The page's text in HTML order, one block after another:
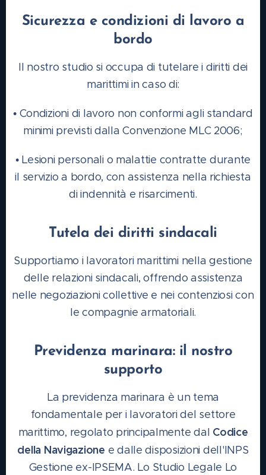
Sicurezza e condizioni di lavoro a
bordo
Il nostro studio si occupa di tutelare i diritti dei
marittimi in caso di:
• Condizioni di lavoro non conformi agli standard
minimi previsti dalla Convenzione MLC 2006;
• Lesioni personali o malattie contratte durante
il servizio a bordo, con assistenza nella richiesta
di indennità e risarcimenti.
Tutela dei diritti sindacali
Supportiamo i lavoratori marittimi nella gestione
delle relazioni sindacali, offrendo assistenza
nelle negoziazioni collettive e nei contenziosi con
le compagnie armatoriali.
Previdenza marinara: il nostro
supporto
La previdenza marinara è un tema
fondamentale per i lavoratori del settore
marittimo, regolato principalmente dal Codice
della Navigazione e dalle disposizioni dell'INPS
Gestione ex-IPSEMA. Lo Studio Legale Lo